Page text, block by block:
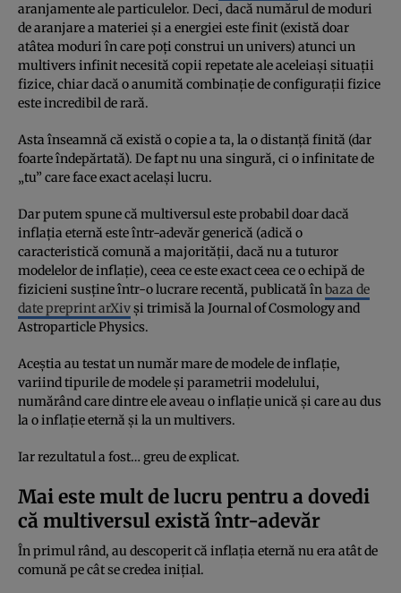
aranjamente ale particulelor. Deci, dacă numărul de moduri
de aranjare a materiei și a energiei este finit (există doar
atâtea moduri în care poți construi un univers) atunci un
multivers infinit necesită copii repetate ale aceleiași situații
fizice, chiar dacă o anumită combinație de configurații fizice
este incredibil de rară.
Asta înseamnă că există o copie a ta, la o distanță finită (dar
foarte îndepărtată). De fapt nu una singură, ci o infinitate de
„tu” care face exact același lucru.
Dar putem spune că multiversul este probabil doar dacă
inflația eternă este într-adevăr generică (adică o
caracteristică comună a majorității, dacă nu a tuturor
modelelor de inflație), ceea ce este exact ceea ce o echipă de
fizicieni susține într-o lucrare recentă, publicată înbaza de
date preprint arXivși trimisă la Journal of Cosmology and
Astroparticle Physics.
Aceștia au testat un număr mare de modele de inflație,
variind tipurile de modele și parametrii modelului,
numărând care dintre ele aveau o inflație unică și care au dus
la o inflație eternă și la un multivers.
Iar rezultatul a fost… greu de explicat.
Mai este mult de lucru pentru a dovedi
că multiversul există într-adevăr
În primul rând, au descoperit că inflația eternă nu era atât de
comună pe cât se credea inițial.